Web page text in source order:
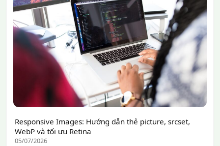
Responsive Images: Hướng dẫn thẻ picture, srcset,
WebP và tối ưu Retina
05/07/2026